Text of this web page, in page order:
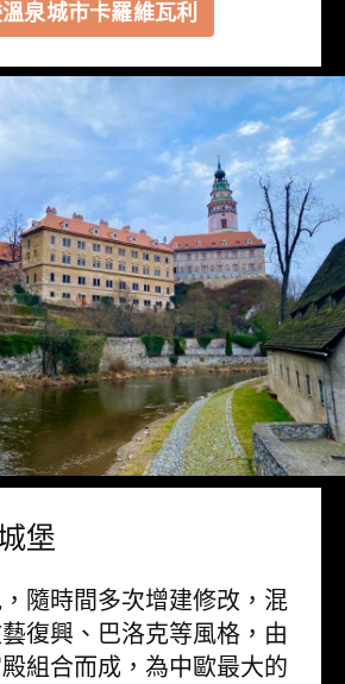
泉城市卡羅維瓦利
堡
隨時間多次增建修改，混
復興、巴洛克等風格，由
組合而成，為中歐最大的